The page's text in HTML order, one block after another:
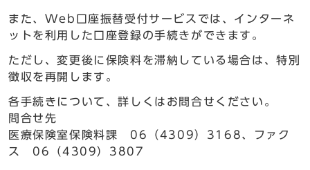
また、Web口座振替受付サービスでは、インターネ
ットを利用した口座登録の手続きができます。
ただし、変更後に保険料を滞納している場合は、特別
徴収を再開します。
各手続きについて、詳しくはお問合せください。
問合せ先
医療保険室保険料課 06（4309）3168、ファク
ス 06（4309）3807